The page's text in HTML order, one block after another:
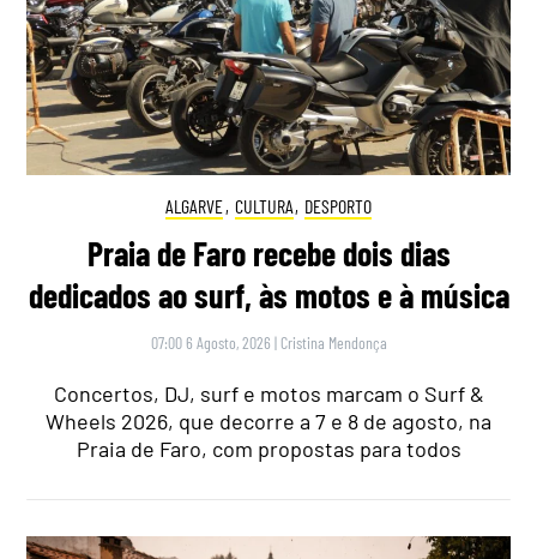
ALGARVE, CULTURA, DESPORTO
Praia de Faro recebe dois dias
dedicados ao surf, às motos e à música
07:00 6 Agosto, 2026 | Cristina Mendonça
Concertos, DJ, surf e motos marcam o Surf &
Wheels 2026, que decorre a 7 e 8 de agosto, na
Praia de Faro, com propostas para todos